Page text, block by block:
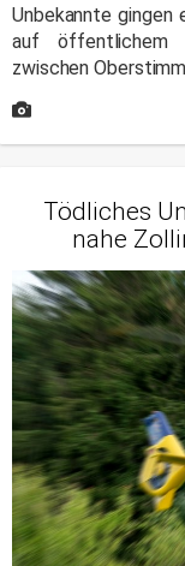
Unbekannte gingen
auf öffentlichem
zwischen
Tödliches
nahe